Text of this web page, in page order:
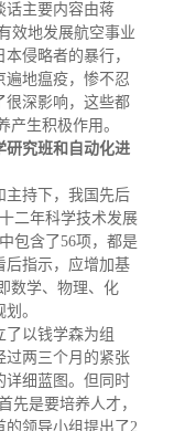
话主要内容由蒋
效地发展航空事业
侵略者的暴行，
遍地瘟疫，惨不忍
很深影响，这些都
产生积极作用。
研究班和自动化进
主持下，我国先后
二年科学技术发展
包含了56项，都是
后指示，应增加基
数学、物理、化
。
了以钱学森为组
过两三个月的紧张
详细蓝图。但同时
先是要培养人才，
的领导小组提出了2